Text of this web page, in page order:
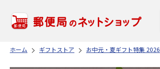
ホーム ギフトストア お中元・夏ギフト特集 2026